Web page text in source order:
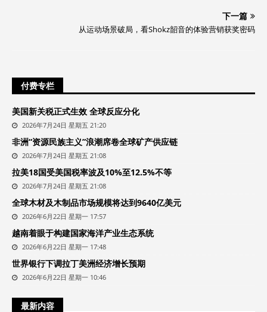
下一篇
从运动场景破局，看Shokz韶音的体验营销获奖密码
付费专栏
美国新关税正式生效 全球反应分化
2026年7月24日 星期五 21:20
非洲“资源民族主义”浪潮席卷全球矿产供应链
2026年7月24日 星期五 21:08
拉美18国受美国税率波及10%至12.5%不等
2026年7月24日 星期五 21:08
全球木材及木制品市场规模将达到9640亿美元
2026年6月22日 星期一 17:57
越南着眼于构建国家海洋产业生态系统
2026年6月22日 星期一 17:48
世界银行下调拉丁美洲经济增长预期
2026年6月22日 星期一 10:46
最新内容